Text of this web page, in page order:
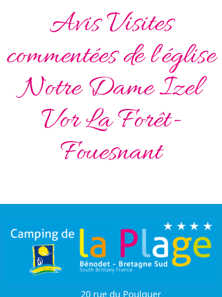
Avis Visites
commentées de l'église
Notre Dame Izel
Vor La Forêt-
Fouesnant
20 rue du Poulquer